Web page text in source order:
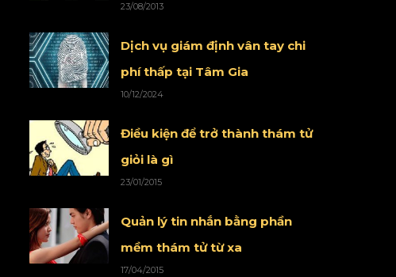
23/08/2013
Dịch vụ giám định vân tay chi
phí thấp tại Tâm Gia
10/12/2024
Điều kiện để trở thành thám tử
giỏi là gì
23/01/2015
Quản lý tin nhắn bằng phần
mềm thám tử từ xa
17/04/2015